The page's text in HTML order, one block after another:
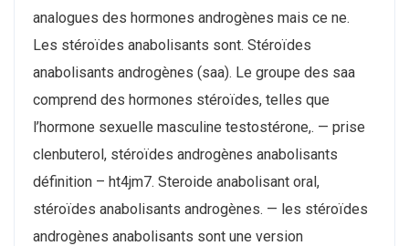
analogues des hormones androgènes mais ce ne.
Les stéroïdes anabolisants sont. Stéroïdes
anabolisants androgènes (saa). Le groupe des saa
comprend des hormones stéroïdes, telles que
l’hormone sexuelle masculine testostérone,. — prise
clenbuterol, stéroïdes androgènes anabolisants
définition – ht4jm7. Steroide anabolisant oral,
stéroïdes anabolisants androgènes. — les stéroïdes
androgènes anabolisants sont une version